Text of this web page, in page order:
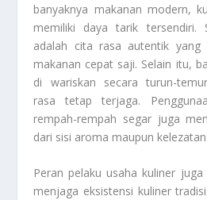
banyaknya makanan modern,
memiliki daya tarik tersendiri.
adalah cita rasa autentik
makanan cepat saji. Selain itu,
di wariskan secara turun-
rasa tetap terjaga.
rempah-rempah segar juga
dari sisi aroma maupun kelezatan.
Peran pelaku usaha kuliner
menjaga eksistensi kuliner